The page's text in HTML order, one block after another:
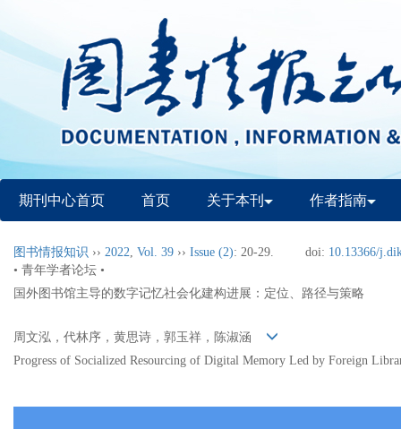
期刊中心首页 首页 关于本刊 作者指南
图书情报知识 ›› 2022, Vol. 39 ›› Issue (2): 20-29. doi: 10.13366/
• 青年学者论坛 •
国外图书馆主导的数字记忆社会化建构进展：定位、路径与策略
周文泓，代林序，黄思诗，郭玉祥，陈淑涵
Progress of Socialized Resourcing of Digital Memory Led by Foreign